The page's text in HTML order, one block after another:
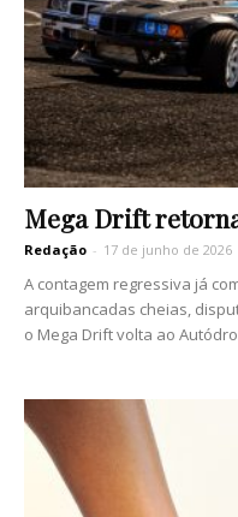
Mega Drift
Redação - 17 de junho de 2026
A contagem regressiva já
arquibancadas cheias,
o Mega Drift volta ao